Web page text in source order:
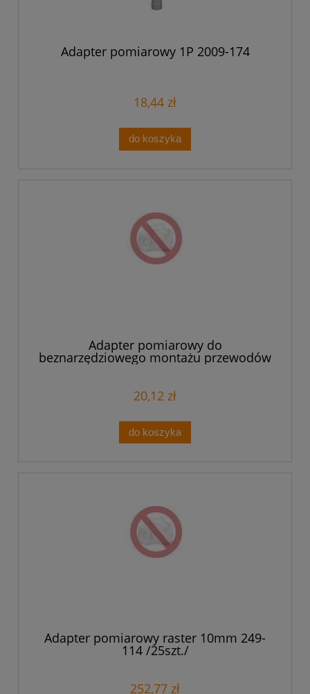
Adapter pomiarowy 1P 2009-174
18,44 zł
do koszyka
Adapter pomiarowy do
beznarzędziowego montażu przewodów
pomiarowych o przekrojach 0,08mm2 -
20,12 zł
do koszyka
Adapter pomiarowy raster 10mm 249-
114 /25szt./
252,77 zł